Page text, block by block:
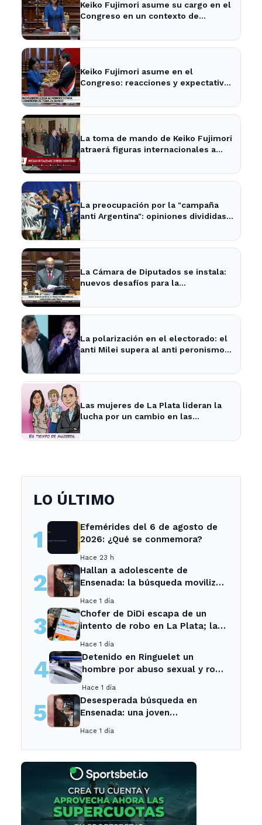
Keiko Fujimori asume su cargo en el
Congreso en un contexto de
Keiko Fujimori asume en el
Congreso: reacciones y expectativas
La toma de mando de Keiko Fujimori
atraerá figuras internacionales a
La preocupación por la "campaña
anti Argentina": opiniones divididas
La Cámara de Diputados se instala:
nuevos desafíos para la
La polarización en el electorado: el
anti Milei supera al anti peronismo
Las mujeres de La Plata lideran la
lucha por un cambio en las
LO ÚLTIMO
1
Efemérides del 6 de agosto de
2026: ¿Qué se conmemora?
Hace 23 h
2
Hallan a adolescente de
Ensenada: la búsqueda movilizó
Hace 1 día
3
Chofer de DiDi escapa de un
intento de robo en La Plata; la
Hace 1 día
4
Detenido en Ringuelet un
hombre por abuso sexual y robo
Hace 1 día
5
Desesperada búsqueda en
Ensenada: una joven
Hace 1 día